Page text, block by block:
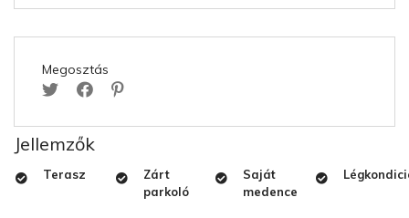
Megosztás
Jellemzők
Terasz
Zárt
parkoló
Saját
medence